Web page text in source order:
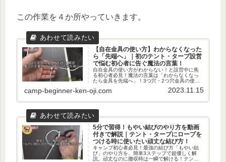
この作業を４か所やっていきます。
【自在金具の使い方】わからなくなった
ら「先端へ」｜初のテント・タープ設営
で悩む初心者に告ぐ魔法の言葉！
自在金具の使い方がわからない！と設営中に焦
る初心者必見！魔法の言葉は「わからなくなっ
たら金具を先端へ」！3つ穴・2つ穴金具の使い
す。これで設営も爆速・スマートにこなせるこ
camp-beginner-ken-oji.com 2023.11.15
5分で習得！もやい結びのやり方を動画
付きで解説｜テント・タープにロープを
つける時に使いたい頑丈な結び方！
キャンプ初心者必見！最強の結び方「もやい結
び」のやり方を、簡単3ステップで超優しく解
説。頑丈なのに撤収時は一瞬で解ける！テント